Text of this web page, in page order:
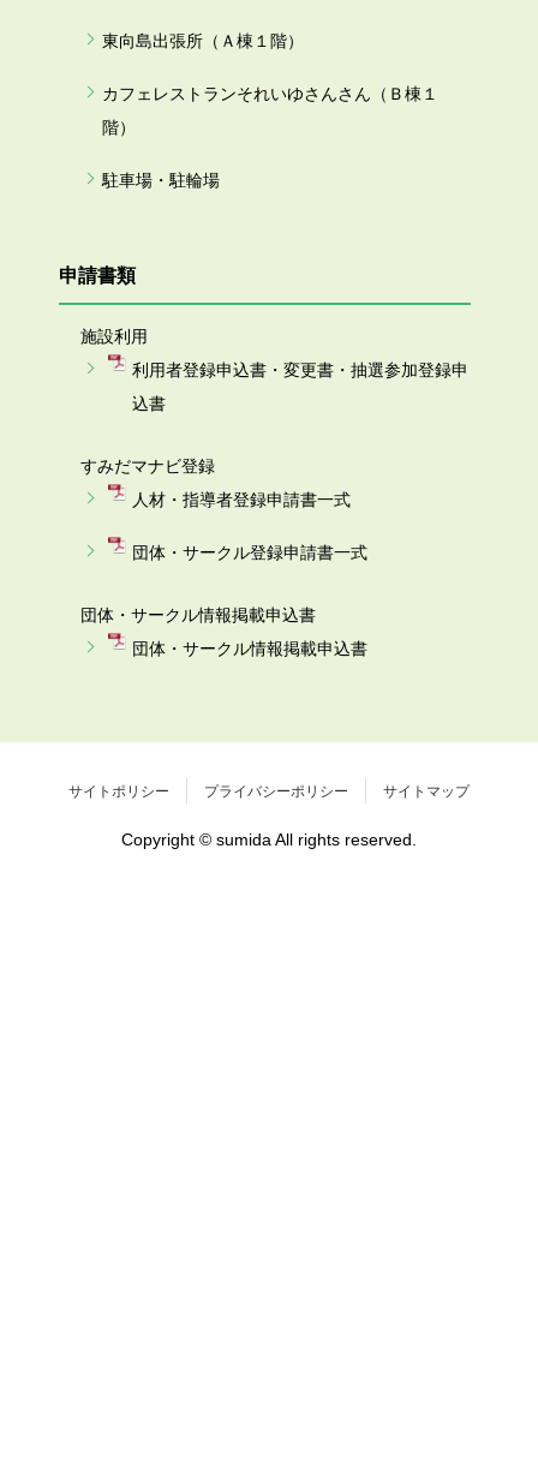
東向島出張所（Ａ棟１階）
カフェレストランそれいゆさんさん（Ｂ棟１
階）
駐車場・駐輪場
申請書類
施設利用
利用者登録申込書・変更書・抽選参加登録申
込書
すみだマナビ登録
人材・指導者登録申請書一式
団体・サークル登録申請書一式
団体・サークル情報掲載申込書
団体・サークル情報掲載申込書
サイトポリシー プライバシーポリシー サイトマップ
Copyright © sumida All rights reserved.